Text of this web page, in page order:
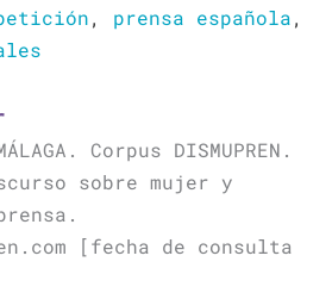
, prensa española,
Corpus DISMUPREN.
sobre mujer y
[fecha de consulta